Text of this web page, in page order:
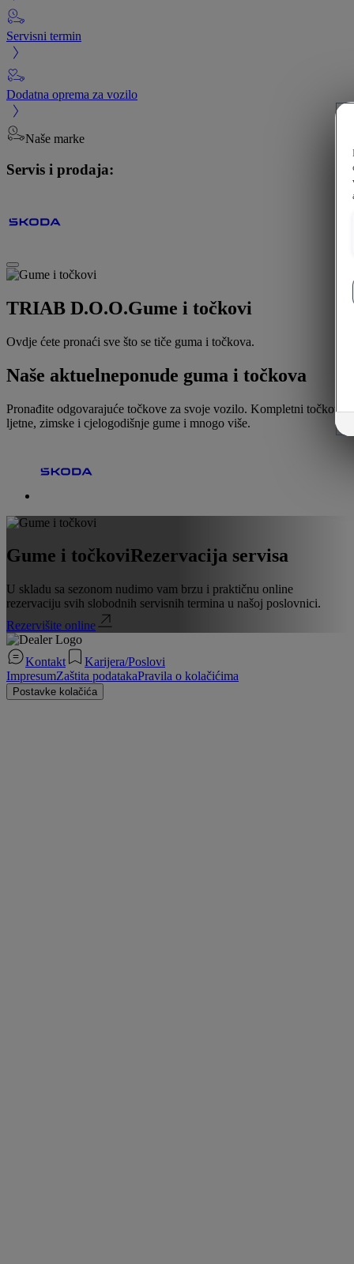
Servisni termin
Dodatna oprema za vozilo
Naše marke
Servis i prodaja:
TRIAB D.O.O.Gume i točkovi
Ovdje ćete pronaći sve što se tiče guma i točkova.
Naše aktuelneponude guma i točkova
Pronađite odgovarajuće točkove za svoje vozilo. Kompletni točkovi,
ljetne, zimske i cjelogodišnje gume i mnogo više.
Gume i točkoviRezervacija servisa
U skladu sa sezonom nudimo vam brzu i praktičnu online
rezervaciju svih slobodnih servisnih termina u našoj poslovnici.
Rezervišite online
Kontakt
Karijera/Poslovi
ImpresumZaštita podatakaPravila o kolačićima
Postavke kolačića